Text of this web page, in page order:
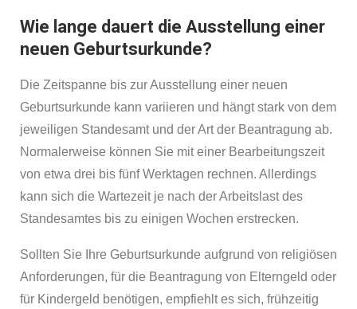
Wie lange dauert die Ausstellung einer
neuen Geburtsurkunde?
Die Zeitspanne bis zur Ausstellung einer neuen
Geburtsurkunde kann variieren und hängt stark von dem
jeweiligen Standesamt und der Art der Beantragung ab.
Normalerweise können Sie mit einer Bearbeitungszeit
von etwa drei bis fünf Werktagen rechnen. Allerdings
kann sich die Wartezeit je nach der Arbeitslast des
Standesamtes bis zu einigen Wochen erstrecken.
Sollten Sie Ihre Geburtsurkunde aufgrund von religiösen
Anforderungen, für die Beantragung von Elterngeld oder
für Kindergeld benötigen, empfiehlt es sich, frühzeitig